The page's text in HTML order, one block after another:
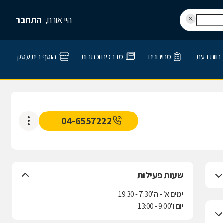
היי אורח, התחבר
חוות דעת מחירונים מדריכים וכתבות הוסף בית עסק
04-6557222
שעות פעילות
ימים א' - ה'7:30 - 19:30
יום ו'9:00 - 13:00